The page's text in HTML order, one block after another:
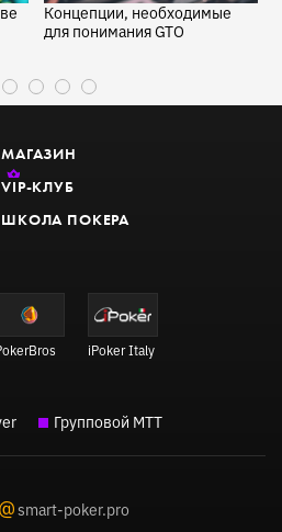
Концепции, необходимые
для понимания GTO
МАГАЗИН
VIP-КЛУБ
ШКОЛА ПОКЕРА
iPoker Italy
Групповой MTT
@smart-poker.pro